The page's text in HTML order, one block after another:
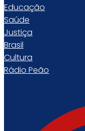
Educação
Saúde
Justiça
Brasil
Cultura
Rádio Peão